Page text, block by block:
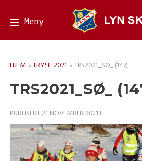
HJEM »TRYSIL 2021 »TRS2021_SØ_ (147)
TRS2021_SØ_
PUBLISERT21. NOVEMBER 2021 I